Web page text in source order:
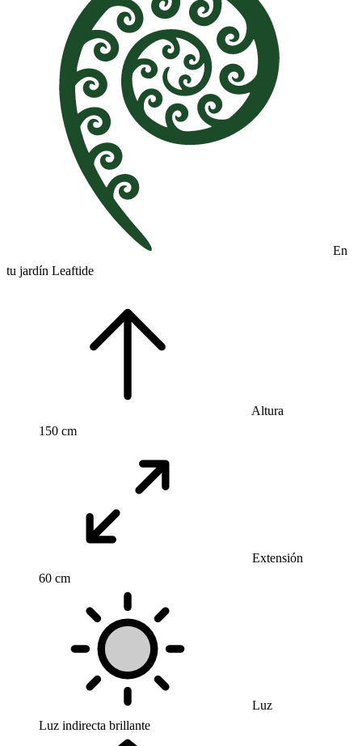
En
tu jardín Leaftide
Altura
150 cm
Extensión
60 cm
Luz
Luz indirecta brillante